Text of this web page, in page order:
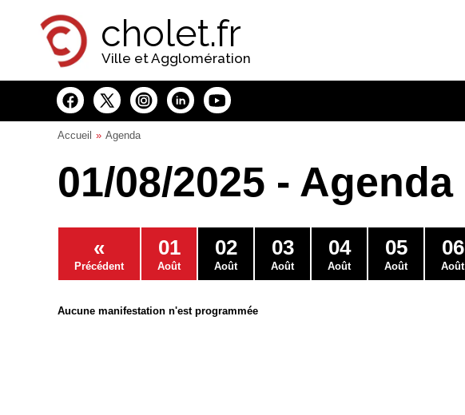
cholet.fr
Ville et Agglomération
Accueil Agenda
01/08/2025 - Agenda
«
Précédent
01
Août
02
Août
03
Août
04
Août
05
Août
06
Août
Aucune manifestation n'est programmée